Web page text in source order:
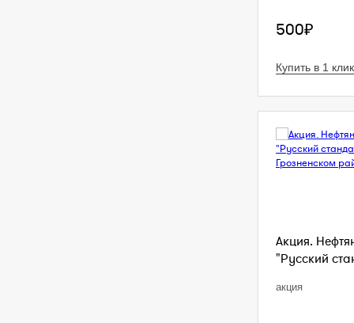
500₽
Купить в 1 клик
Акция.
"Русский
акция